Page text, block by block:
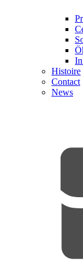
Histoire
Contact
News